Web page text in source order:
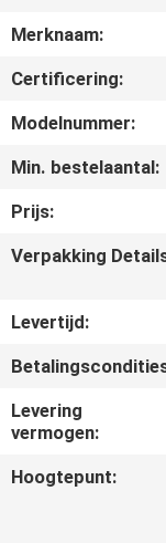
ONS
NIEUWS
GEVALLEN
Merknaam:
Certificering:
Modelnummer:
Min. bestelaantal:
Prijs:
Verpakking
Levertijd:
Levering
vermogen:
Hoogtepunt: